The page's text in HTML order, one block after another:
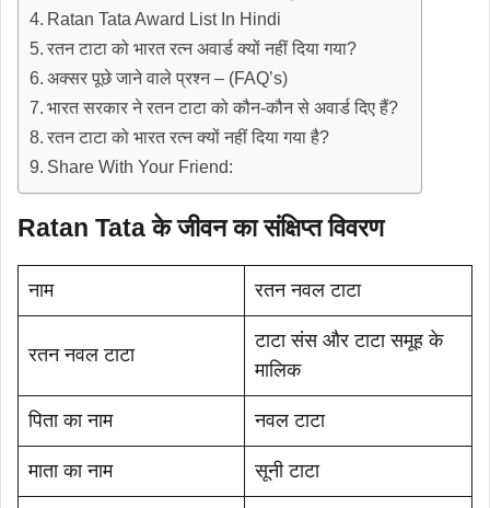
Ratan Tata Award List In Hindi
रतन टाटा को भारत रत्न अवार्ड क्यों नहीं दिया गया?
अक्सर पूछे जाने वाले प्रश्न – (FAQ’s)
भारत सरकार ने रतन टाटा को कौन-कौन से अवार्ड दिए हैं?
रतन टाटा को भारत रत्न क्यों नहीं दिया गया है?
Share With Your Friend:
Ratan Tata के जीवन का संक्षिप्त विवरण
नाम रतन नवल टाटा
रतन नवल टाटा
टाटा संस और टाटा समूह के
मालिक
पिता का नाम नवल टाटा
माता का नाम सूनी टाटा